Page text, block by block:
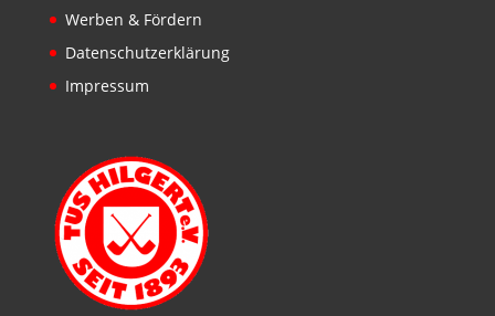
Werben & Fördern
Datenschutzerklärung
Impressum